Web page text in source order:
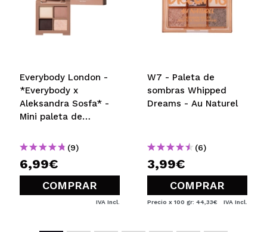
Everybody London -
*Everybody x
Aleksandra Sosfa* -
Mini paleta de
(9)
6,99€
COMPRAR
IVA Incl.
W7 - Paleta de
sombras Whipped
Dreams - Au Naturel
(6)
3,99€
COMPRAR
Precio x 100 gr: 44,33€ IVA Incl.